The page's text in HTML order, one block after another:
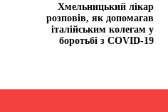
Хмельницький лікар
розповів, як допомагав
італійським колегам у
боротьбі з COVID-19